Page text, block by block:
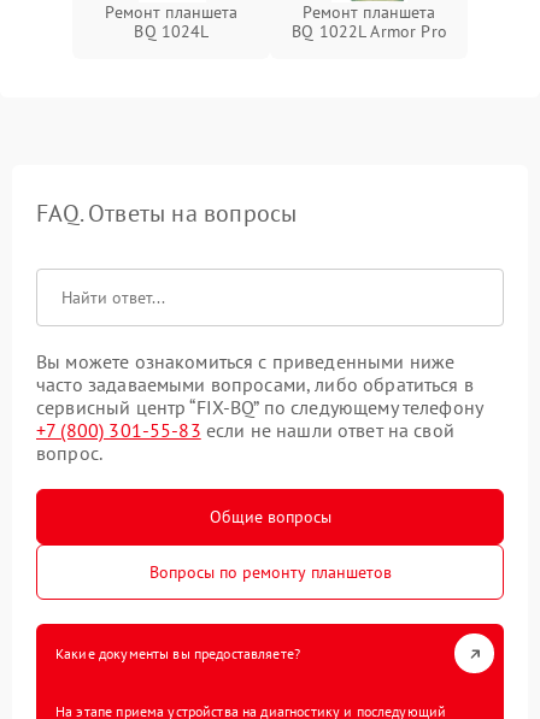
Ремонт планшета
BQ 1024L
Ремонт планшета
BQ 1022L Armor Pro
FAQ. Ответы на вопросы
Вы можете ознакомиться с приведенными ниже
часто задаваемыми вопросами, либо обратиться в
сервисный центр “FIX-BQ” по следующему телефону
+7 (800) 301-55-83 если не нашли ответ на свой
вопрос.
Общие вопросы
Вопросы по ремонту планшетов
Какие документы вы предоставляете?
На этапе приема устройства на диагностику и последующий